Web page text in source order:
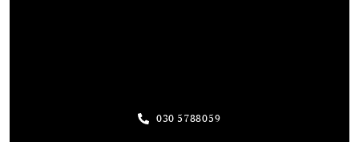
030 5788059